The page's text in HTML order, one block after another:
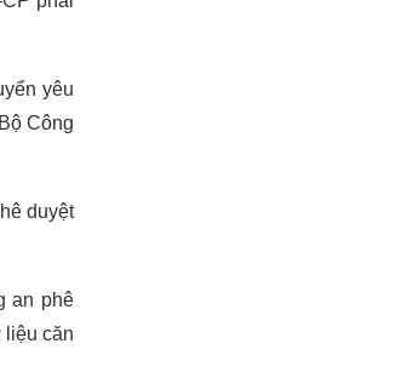
yêu
Công
duyệt
an phê
liệu căn